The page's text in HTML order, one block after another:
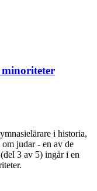
minoriteter
i historia,
judar - en av de
3 av 5) ingår i en